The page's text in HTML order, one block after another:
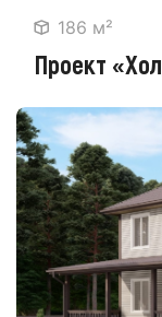
186 м²
Проект